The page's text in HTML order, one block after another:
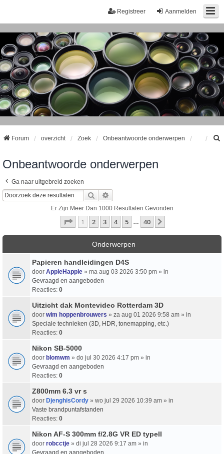
Aanmelden
Registreer
Forum overzicht Zoek Onbeantwoorde onderwerpen
Onbeantwoorde onderwerpen
Ga naar uitgebreid zoeken
Zoek
Er Zijn Meer Dan 1000 Resultaten Gevonden
Pagina Van40
1 2 3 4 5 40
Onderwerpen
Papieren handleidingen D4S
door AppieHappie » ma aug 03 2026 3:50 pm » in
Gevraagd en aangeboden
Reacties: 0
Uitzicht dak Montevideo Rotterdam 3D
door wim hoppenbrouwers » za aug 01 2026 9:58 am » in
Speciale technieken (3D, HDR, tonemapping, etc.)
Reacties: 0
Nikon SB-5000
door blomwm » do jul 30 2026 4:17 pm » in
Gevraagd en aangeboden
Reacties: 0
Z800mm 6.3 vr s
door DjenghisCordy » wo jul 29 2026 10:39 am » in
Vaste brandpuntafstanden
Reacties: 0
Nikon AF-S 300mm f/2.8G VR ED typeII
door robcctje » di jul 28 2026 9:17 am » in
Gevraagd en aangeboden